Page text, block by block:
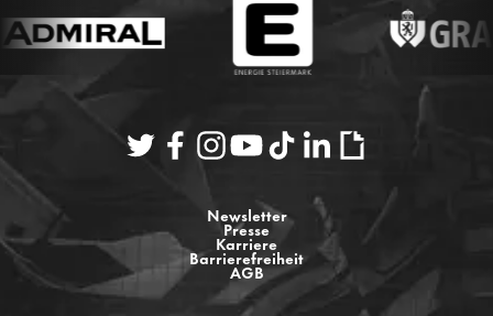
Newsletter
Presse
Karriere
Barrierefreiheit
AGB